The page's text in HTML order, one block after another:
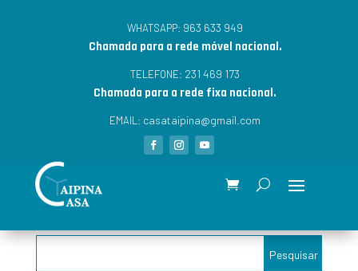
WHATSAPP: 963 633 949
Chamada para a rede móvel nacional.
TELEFONE: 231 469 173
Chamada para a rede fixa nacional.
EMAIL: casataipina@gmail.com